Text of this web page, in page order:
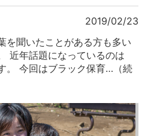
2019/02/23
を聞いたことがある方も多い
近年話題になっているのは
。 今回はブラック保育…（続